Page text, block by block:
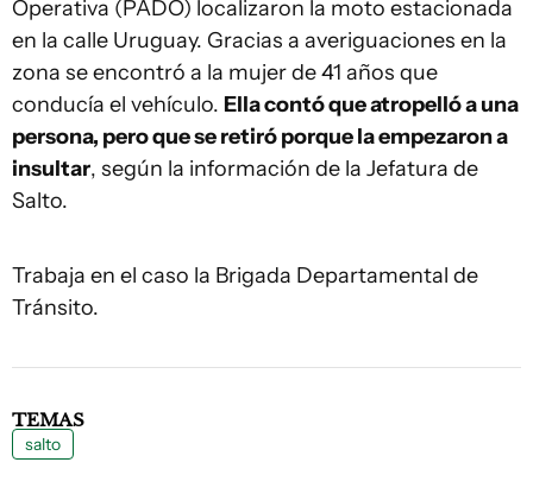
Operativa (PADO) localizaron la moto estacionada
en la calle Uruguay. Gracias a averiguaciones en la
zona se encontró a la mujer de 41 años que
conducía el vehículo. Ella contó que atropelló a una
persona, pero que se retiró porque la empezaron a
insultar, según la información de la Jefatura de
Salto.
Trabaja en el caso la Brigada Departamental de
Tránsito.
TEMAS
salto